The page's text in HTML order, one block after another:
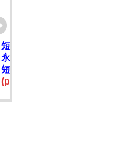
短刀 備州長船盛光（修
永廿一年六月日 附 黒呂
短刀拵 特別保存刀剣鑑
古刀上作 大業物
(price)2,800,000円(JPY)